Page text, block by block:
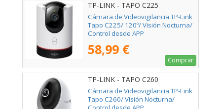
TP-LINK - TAPO C225
Cámara de Videovigilancia TP-Link
Tapo C225/ 120º/ Visión Nocturna/
Control desde APP
58,99 €
Comprar
TP-LINK - TAPO C260
Cámara de Videovigilancia TP-Link
Tapo C260/ Visión Nocturna/